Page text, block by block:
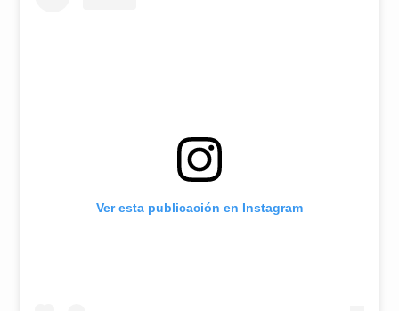
Ver esta publicación en Instagram